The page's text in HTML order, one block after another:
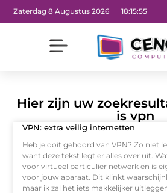
Zaterdag 8 Augustus 2026 18:15:55
Hier zijn uw
is vpn
VPN: extra veilig internetten
Heb je ooit gehoord van VPN? Zo niet
want deze tekst legt er alles over uit.
voor virtueel particulier netwerk en is
voor jouw aparaat. Dit klinkt
maar ik zal het iets makkelijker